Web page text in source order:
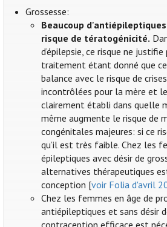
Grossesse:
Beaucoup
risque de tératogénicité.
d’épilepsie, ce risque ne
traitement étant donné que
balance avec le risque de crises
incontrôlées pour la mère et
clairement établi dans quelle
même augmente le risque de
congénitales majeures: si ce
qu’il est très faible. Chez les
épileptiques avec désir de
alternatives thérapeutiques
conception [voir Folia d'avril
Chez les femmes en âge de
antiépileptiques et sans désir